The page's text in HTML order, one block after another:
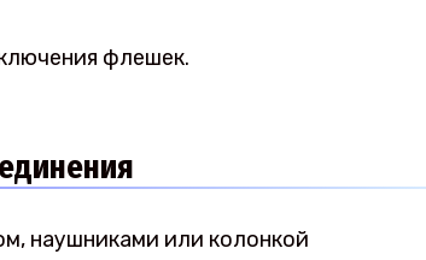
флешек.
наушниками или колонкой